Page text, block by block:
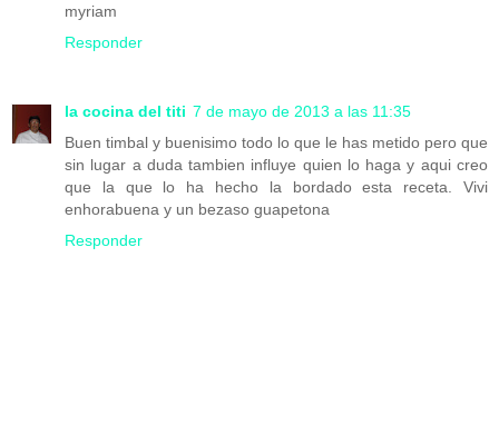
myriam
Responder
la cocina del titi 7 de mayo de 2013 a las 11:35
Buen timbal y buenisimo todo lo que le has metido pero que
sin lugar a duda tambien influye quien lo haga y aqui creo
que la que lo ha hecho la bordado esta receta. Vivi
enhorabuena y un bezaso guapetona
Responder